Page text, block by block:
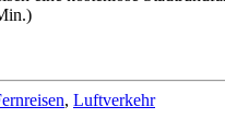
, Luftverkehr